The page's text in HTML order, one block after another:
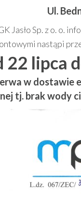
Ul.
Jasło Sp. z o. o.
nastąpi
22 lipca
w dostawie
tj. brak wody